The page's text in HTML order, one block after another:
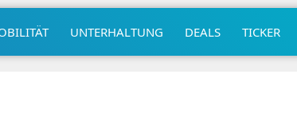
UNTERHALTUNG DEALS TICKER